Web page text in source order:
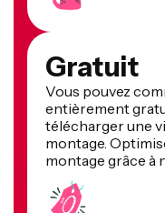
Gratuit
Vous pouvez
entièrement
télécharger une
montage.
montage grâce à